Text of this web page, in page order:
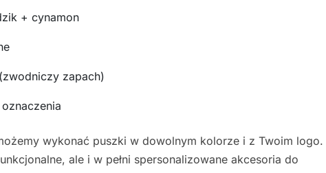
+ cynamon
zapach)
wykonać puszki w dowolnym kolorze i z Twoim logo.
ale i w pełni spersonalizowane akcesoria do